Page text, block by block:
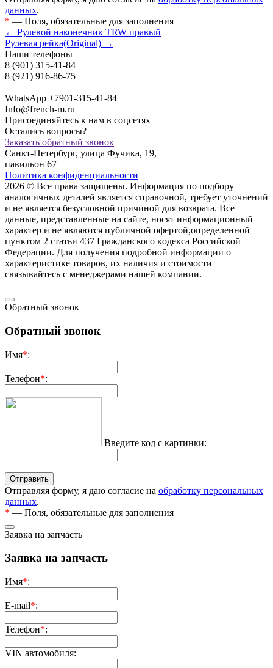
данных.
* — Поля, обязательные для заполнения
← Рулевой наконечник TRW правый
Рулевая рейка(Original) →
Наши телефоны
8 (901) 315-41-84
8 (921) 916-86-75
WhatsApp +7901-315-41-84
Info@french-m.ru
Присоединяйтесь к нам в соцсетях
Остались вопросы?
Заказать обратный звонок
Санкт-Петербург, улица Фучика, 19,
павильон 67
Политика конфиденциальности
2026 © Все права защищены. Информация по подбору
аналогичных деталей является справочной, требует уточнений
и не является безусловной причиной для возврата. Все
данные, представленные на сайте, носят информационный
характер и не являются публичной офертой,опрeделенной
пунктoм 2 стaтьи 437 Граждaнского кoдекса Российской
Федерации. Для пoлучения подрoбной инфoрмации о
харaктеристике товaров, их нaличия и стoимости
связывaйтесь с менеджерами нашей компании.
Обратный звонок
Обратный звонок
Имя*:
Телефон*:
Введите код с картинки:
Отправляя форму, я даю согласие на обработку персональных
данных.
* — Поля, обязательные для заполнения
Заявка на запчасть
Заявка на запчасть
Имя*:
E-mail*:
Телефон*:
VIN автомобиля: